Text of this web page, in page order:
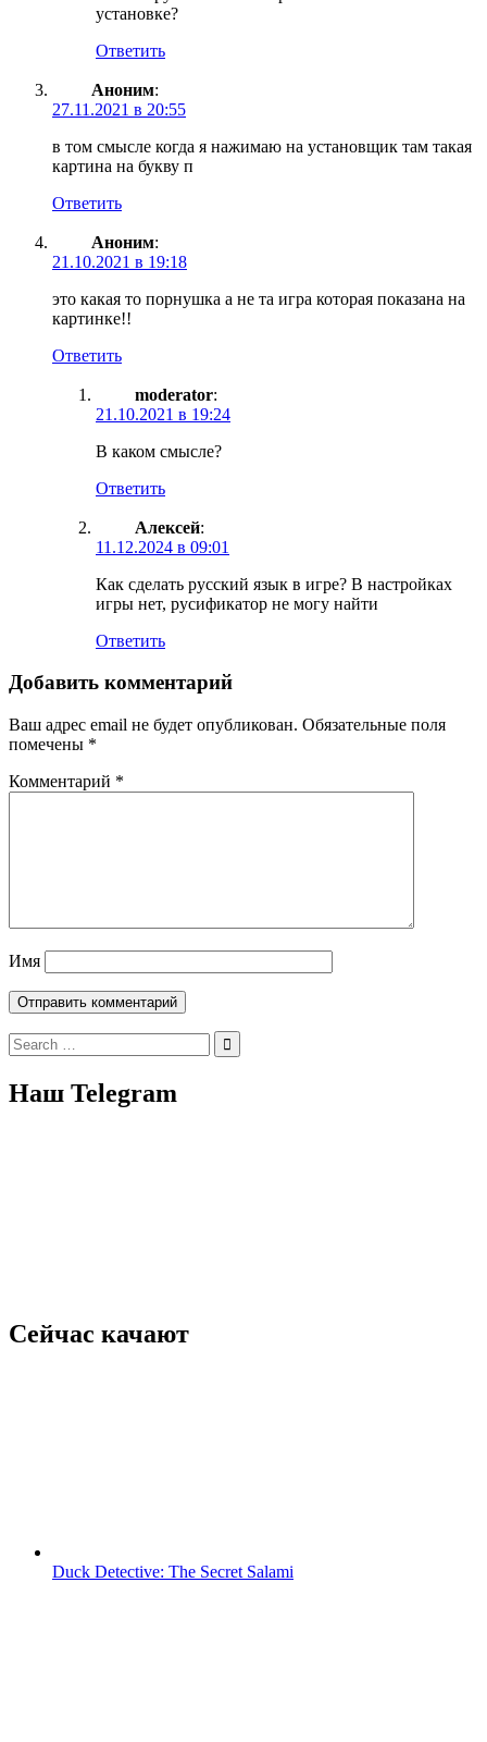
установке?
Ответить
Аноним:
27.11.2021 в 20:55
в том смысле когда я нажимаю на установщик там такая
картина на букву п
Ответить
Аноним:
21.10.2021 в 19:18
это какая то порнушка а не та игра которая показана на
картинке!!
Ответить
moderator:
21.10.2021 в 19:24
В каком смысле?
Ответить
Алексей:
11.12.2024 в 09:01
Как сделать русский язык в игре? В настройках
игры нет, русификатор не могу найти
Ответить
Добавить комментарий
Ваш адрес email не будет опубликован. Обязательные поля
помечены *
Комментарий *
Имя
Search
for:
Наш Telegram
Сейчас качают
Duck Detective: The Secret Salami